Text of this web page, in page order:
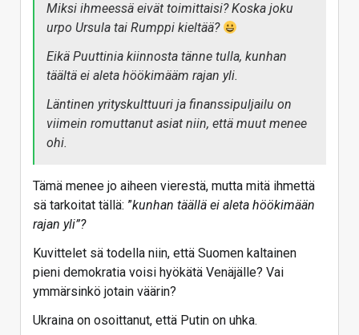
Miksi ihmeessä eivät toimittaisi? Koska joku
urpo Ursula tai Rumppi kieltää?
Eikä Puuttinia kiinnosta tänne tulla, kunhan
täältä ei aleta höökimääm rajan yli.
Läntinen yrityskulttuuri ja finanssipuljailu on
viimein romuttanut asiat niin, että muut menee
ohi.
Tämä menee jo aiheen vierestä, mutta mitä ihmettä
sä tarkoitat tällä: ”kunhan täällä ei aleta höökimään
rajan yli”?
Kuvittelet sä todella niin, että Suomen kaltainen
pieni demokratia voisi hyökätä Venäjälle? Vai
ymmärsinkö jotain väärin?
Ukraina on osoittanut, että Putin on uhka.